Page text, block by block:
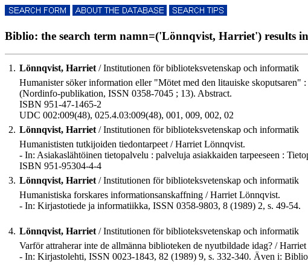
Biblio: the search term namn=('Lönnqvist, Harriet') results
1. Lönnqvist, Harriet/ Institutionen för biblioteksvetenskap och informatik
Humanister söker information eller "Mötet med den litauiske
(Nordinfo-publikation, ISSN 0358-7045 ; 13). Abstract.
ISBN 951-47-1465-2
UDC 002:009(48), 025.4.03:009(48), 001, 009, 002, 02
2. Lönnqvist, Harriet/ Institutionen för biblioteksvetenskap och informatik
Humanististen tutkijoiden tiedontarpeet / Harriet Lönnqvist.
- In: Asiakaslähtöinen tietopalvelu : palveluja asiakkaiden tarpeeseen :
ISBN 951-95304-4-4
3. Lönnqvist, Harriet/ Institutionen för biblioteksvetenskap och informatik
Humanistiska forskares informationsanskaffning / Harriet Lönnqvist.
- In: Kirjastotiede ja informatiikka, ISSN 0358-9803, 8 (1989) 2, s. 49-54.
4. Lönnqvist, Harriet/ Institutionen för biblioteksvetenskap och informatik
Varför attraherar inte de allmänna biblioteken de nyutbildade idag? /
- In: Kirjastolehti, ISSN 0023-1843, 82 (1989) 9, s. 332-340. Även i: